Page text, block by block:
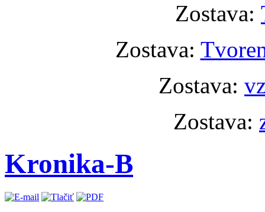
Zostava:
Zostava:
Zostava:
Zostava:
Kronika-B